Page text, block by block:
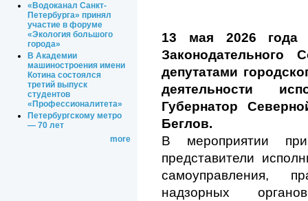
«Водоканал Санкт-
Петербурга» принял
участие в форуме
«Экология большого
города»
В Академии
машиностроения имени
Котина состоялся
третий выпуск
студентов
«Профессионалитета»
Петербургскому метро
— 70 лет
more
13 мая 2026 года
Законодательного
депутатами
деятельности
Губернатор
Беглов.
В мероприятии
представители
самоуправления,
надзорных